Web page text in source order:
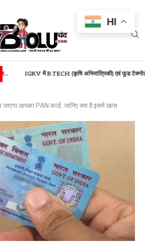
(कृषि अभियांत्रिकी) एवं फूड टेक्नोलॉजी... बस्तर
आपका PAN कार्ड, जानिए क्या है इसमें खास
HI